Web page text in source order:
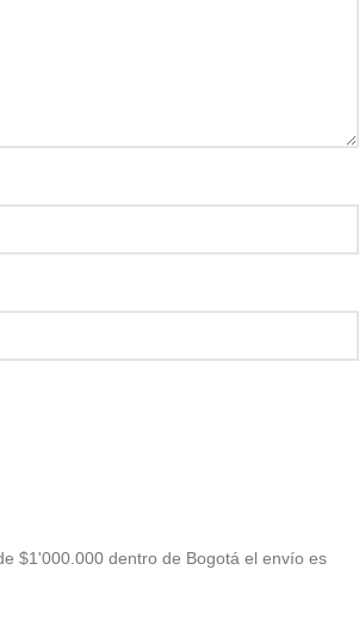
$1'000.000 dentro de Bogotá el envío es